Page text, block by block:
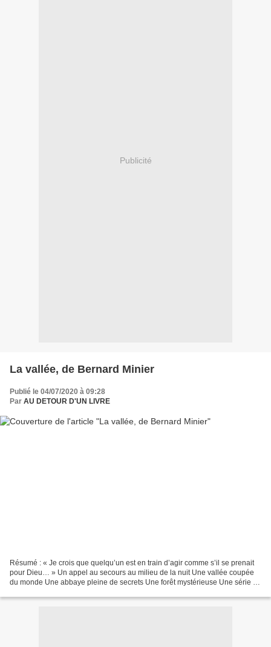
Publicité
La vallée, de Bernard Minier
Publié le 04/07/2020 à 09:28
Par AU DETOUR D'UN LIVRE
Résumé : « Je crois que quelqu’un est en train d’agir comme s’il se prenait
pour Dieu… » Un appel au secours au milieu de la nuit Une vallée coupée
du monde Une abbaye pleine de secrets Une forêt mystérieuse Une série de